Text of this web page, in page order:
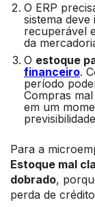
O ERP
sistema
recuperável
da
O estoque
financeiro.
período
Compras
em um
Para a
Estoque mal
dobrado,
perda de